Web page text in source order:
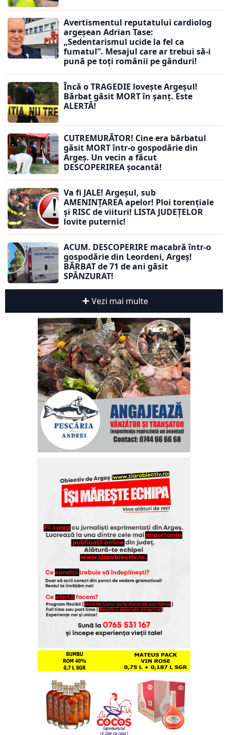
Avertismentul reputatului cardiolog
argeșean Adrian Tase:
„Sedentarismul ucide la fel ca
fumatul”. Mesajul care ar trebui să-i
pună pe toți românii pe gânduri!
Încă o TRAGEDIE lovește Argeșul!
Bărbat găsit MORT în șanț. Este
ALERTĂ!
CUTREMURĂTOR! Cine era bărbatul
găsit MORT într-o gospodărie din
Argeș. Un vecin a făcut
DESCOPERIREA șocantă!
Va fi JALE! Argeșul, sub
AMENINȚAREA apelor! Ploi torențiale
și RISC de viituri! LISTA JUDEȚELOR
lovite puternic!
ACUM. DESCOPERIRE macabră într-o
gospodărie din Leordeni, Argeș!
BĂRBAT de 71 de ani găsit
SPÂNZURAT!
Vezi mai multe